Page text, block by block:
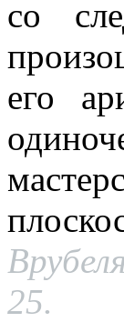
со
его
25.